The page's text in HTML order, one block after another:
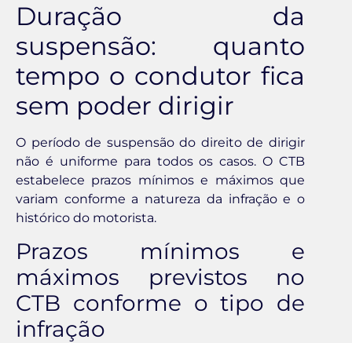
Duração da
suspensão: quanto
tempo o condutor fica
sem poder dirigir
O período de suspensão do direito de dirigir
não é uniforme para todos os casos. O CTB
estabelece prazos mínimos e máximos que
variam conforme a natureza da infração e o
histórico do motorista.
Prazos mínimos e
máximos previstos no
CTB conforme o tipo de
infração